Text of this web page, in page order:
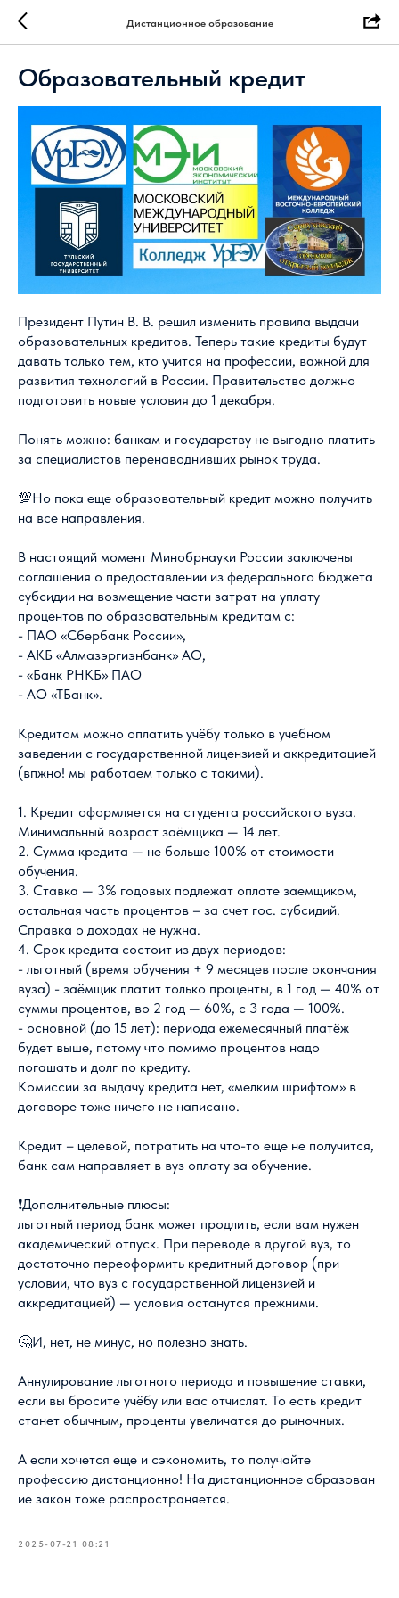
Дистанционное образование
Образовательный кредит
Президент Путин В. В. решил изменить правила выдачи
образовательных кредитов. Теперь такие кредиты будут
давать только тем, кто учится на профессии, важной для
развития технологий в России. Правительство должно
подготовить новые условия до 1 декабря.
Понять можно: банкам и государству не выгодно платить
за специалистов перенаводнивших рынок труда.
💯Но пока еще образовательный кредит можно получить
на все направления.
В настоящий момент Минобрнауки России заключены
соглашения о предоставлении из федерального бюджета
субсидии на возмещение части затрат на уплату
процентов по образовательным кредитам с:
- ПАО «Сбербанк России»,
- АКБ «Алмазэргиэнбанк» АО,
- «Банк РНКБ» ПАО
- АО «ТБанк».
Кредитом можно оплатить учёбу только в учебном
заведении с государственной лицензией и аккредитацией
(впжно! мы работаем только с такими).
1. Кредит оформляется на студента российского вуза.
Минимальный возраст заёмщика — 14 лет.
2. Сумма кредита — не больше 100% от стоимости
обучения.
3. Ставка — 3% годовых подлежат оплате заемщиком,
остальная часть процентов – за счет гос. субсидий.
Справка о доходах не нужна.
4. Срок кредита состоит из двух периодов:
- льготный (время обучения + 9 месяцев после окончания
вуза) - заёмщик платит только проценты, в 1 год — 40% от
суммы процентов, во 2 год — 60%, с 3 года — 100%.
- основной (до 15 лет): периода ежемесячный платёж
будет выше, потому что помимо процентов надо
погашать и долг по кредиту.
Комиссии за выдачу кредита нет, «мелким шрифтом» в
договоре тоже ничего не написано.
Кредит – целевой, потратить на что-то еще не получится,
банк сам направляет в вуз оплату за обучение.
❗Дополнительные плюсы:
льготный период банк может продлить, если вам нужен
академический отпуск. При переводе в другой вуз, то
достаточно переоформить кредитный договор (при
условии, что вуз с государственной лицензией и
аккредитацией) — условия останутся прежними.
🤔И, нет, не минус, но полезно знать.
Аннулирование льготного периода и повышение ставки,
если вы бросите учёбу или вас отчислят. То есть кредит
станет обычным, проценты увеличатся до рыночных.
А если хочется еще и сэкономить, то получайте
профессию дистанционно! На дистанционное образован
ие закон тоже распространяется.
2025-07-21 08:21